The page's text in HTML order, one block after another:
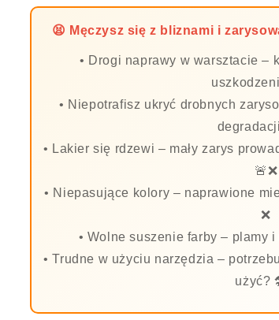
😫 Męczysz się z bliznami i
• Drogi naprawy w warsztacie –
• Niepotrafisz ukryć drobnych
• Lakier się rdzewi – mały zarys
🚨❌
• Niepasujące kolory – naprawione
❌
• Wolne suszenie farby – plamy
• Trudne w użyciu narzędzia –
użyć?